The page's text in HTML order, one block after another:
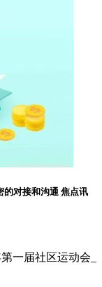
的对接和沟通 焦点讯